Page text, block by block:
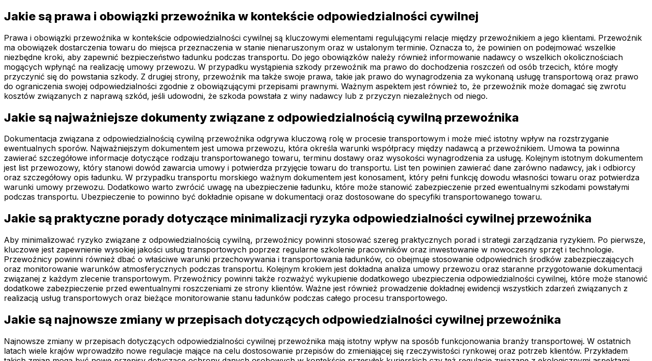
Jakie są prawa i obowiązki przewoźnika w kontekście odpowiedzialności cywilnej
Prawa i obowiązki przewoźnika w kontekście odpowiedzialności cywilnej są kluczowymi elementami regulującymi relacje między przewoźnikiem a jego klientami. Przewoźnik
ma obowiązek dostarczenia towaru do miejsca przeznaczenia w stanie nienaruszonym oraz w ustalonym terminie. Oznacza to, że powinien on podejmować wszelkie
niezbędne kroki, aby zapewnić bezpieczeństwo ładunku podczas transportu. Do jego obowiązków należy również informowanie nadawcy o wszelkich okolicznościach
mogących wpłynąć na realizację umowy przewozu. W przypadku wystąpienia szkody przewoźnik ma prawo do dochodzenia roszczeń od osób trzecich, które mogły
przyczynić się do powstania szkody. Z drugiej strony, przewoźnik ma także swoje prawa, takie jak prawo do wynagrodzenia za wykonaną usługę transportową oraz prawo
do ograniczenia swojej odpowiedzialności zgodnie z obowiązującymi przepisami prawnymi. Ważnym aspektem jest również to, że przewoźnik może domagać się zwrotu
kosztów związanych z naprawą szkód, jeśli udowodni, że szkoda powstała z winy nadawcy lub z przyczyn niezależnych od niego.
Jakie są najważniejsze dokumenty związane z odpowiedzialnością cywilną przewoźnika
Dokumentacja związana z odpowiedzialnością cywilną przewoźnika odgrywa kluczową rolę w procesie transportowym i może mieć istotny wpływ na rozstrzyganie
ewentualnych sporów. Najważniejszym dokumentem jest umowa przewozu, która określa warunki współpracy między nadawcą a przewoźnikiem. Umowa ta powinna
zawierać szczegółowe informacje dotyczące rodzaju transportowanego towaru, terminu dostawy oraz wysokości wynagrodzenia za usługę. Kolejnym istotnym dokumentem
jest list przewozowy, który stanowi dowód zawarcia umowy i potwierdza przyjęcie towaru do transportu. List ten powinien zawierać dane zarówno nadawcy, jak i odbiorcy
oraz szczegółowy opis ładunku. W przypadku transportu morskiego ważnym dokumentem jest konosament, który pełni funkcję dowodu własności towaru oraz potwierdza
warunki umowy przewozu. Dodatkowo warto zwrócić uwagę na ubezpieczenie ładunku, które może stanowić zabezpieczenie przed ewentualnymi szkodami powstałymi
podczas transportu. Ubezpieczenie to powinno być dokładnie opisane w dokumentacji oraz dostosowane do specyfiki transportowanego towaru.
Jakie są praktyczne porady dotyczące minimalizacji ryzyka odpowiedzialności cywilnej przewoźnika
Aby minimalizować ryzyko związane z odpowiedzialnością cywilną, przewoźnicy powinni stosować szereg praktycznych porad i strategii zarządzania ryzykiem. Po pierwsze,
kluczowe jest zapewnienie wysokiej jakości usług transportowych poprzez regularne szkolenie pracowników oraz inwestowanie w nowoczesny sprzęt i technologie.
Przewoźnicy powinni również dbać o właściwe warunki przechowywania i transportowania ładunków, co obejmuje stosowanie odpowiednich środków zabezpieczających
oraz monitorowanie warunków atmosferycznych podczas transportu. Kolejnym krokiem jest dokładna analiza umowy przewozu oraz staranne przygotowanie dokumentacji
związanej z każdym zlecenie transportowym. Przewoźnicy powinni także rozważyć wykupienie dodatkowego ubezpieczenia odpowiedzialności cywilnej, które może stanowić
dodatkowe zabezpieczenie przed ewentualnymi roszczeniami ze strony klientów. Ważne jest również prowadzenie dokładnej ewidencji wszystkich zdarzeń związanych z
realizacją usług transportowych oraz bieżące monitorowanie stanu ładunków podczas całego procesu transportowego.
Jakie są najnowsze zmiany w przepisach dotyczących odpowiedzialności cywilnej przewoźnika
Najnowsze zmiany w przepisach dotyczących odpowiedzialności cywilnej przewoźnika mają istotny wpływ na sposób funkcjonowania branży transportowej. W ostatnich
latach wiele krajów wprowadziło nowe regulacje mające na celu dostosowanie przepisów do zmieniającej się rzeczywistości rynkowej oraz potrzeb klientów. Przykładem